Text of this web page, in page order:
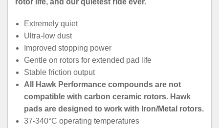
rotor life, and our quietest ride ever.
Extremely quiet
Ultra-low dust
Improved stopping power
Gentle on rotors for extended pad life
Stable friction output
All Hawk Performance compounds are not
compatible with carbon ceramic rotors. Hawk
pads are designed to work with Iron/Metal rotors.
37-340°C operating temperatures